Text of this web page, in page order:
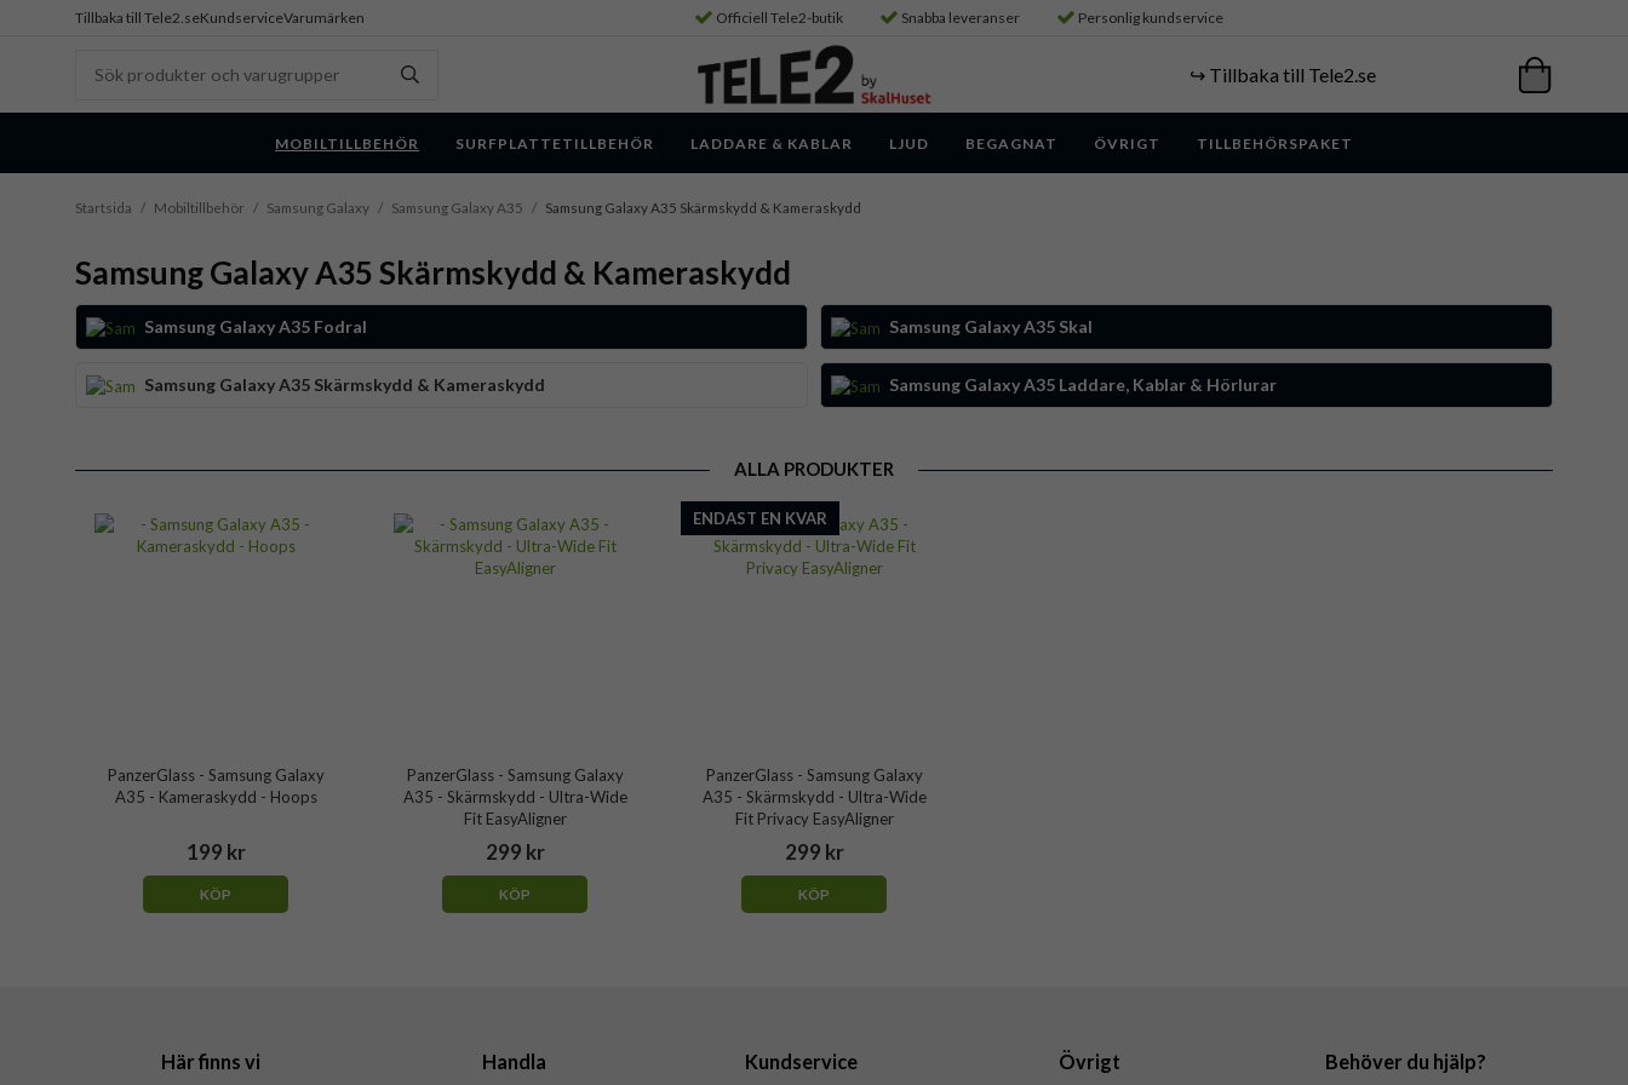
Tillbaka till Tele2.seKundserviceVarumärken Officiell Tele2-butik Snabba leveranser Personlig kundservice
↪️ Tillbaka till Tele2.se
MOBILTILLBEHÖR SURFPLATTETILLBEHÖR LADDARE & KABLAR LJUD BEGAGNAT ÖVRIGT TILLBEHÖRSPAKET
Startsida / Mobiltillbehör / Samsung Galaxy / Samsung Galaxy A35 / Samsung Galaxy A35 Skärmskydd & Kameraskydd
Samsung Galaxy A35 Skärmskydd & Kameraskydd
Samsung Galaxy A35 Fodral Samsung Galaxy A35 Skal
Samsung Galaxy A35 Skärmskydd & Kameraskydd Samsung Galaxy A35 Laddare, Kablar & Hörlurar
ALLA PRODUKTER
PanzerGlass - Samsung Galaxy
A35 - Kameraskydd - Hoops
199 kr
KÖP
PanzerGlass - Samsung Galaxy
A35 - Skärmskydd - Ultra-Wide
Fit EasyAligner
299 kr
KÖP
ENDAST EN KVAR
PanzerGlass - Samsung Galaxy
A35 - Skärmskydd - Ultra-Wide
Fit Privacy EasyAligner
299 kr
KÖP
Här finns vi Handla Kundservice Övrigt Behöver du hjälp?